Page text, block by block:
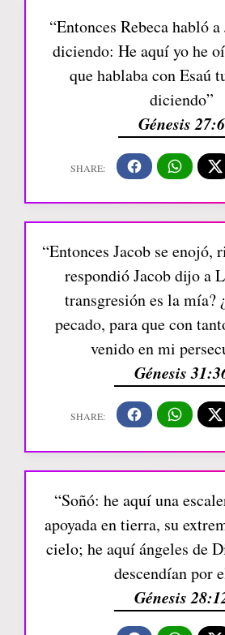
“Entonces Rebeca habló
diciendo: He aquí yo he
que hablaba con Esaú
diciendo”
Génesis 27:6
“Entonces Jacob se enojó,
respondió Jacob dijo a
transgresión es la mía?
pecado, para que con
venido en mi
Génesis
“Soñó: he aquí una
apoyada en tierra, su
cielo; he aquí ángeles de
descendían por
Génesis